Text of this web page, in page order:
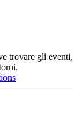
trovare gli eventi,